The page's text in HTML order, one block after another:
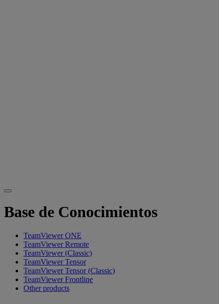
Base de Conocimientos
TeamViewer ONE
TeamViewer Remote
TeamViewer (Classic)
TeamViewer Tensor
TeamViewer Tensor (Classic)
TeamViewer Frontline
Other products